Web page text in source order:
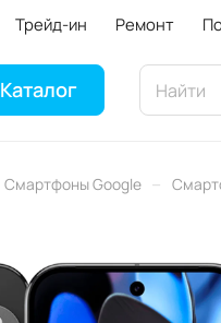
Трейд-ин Ремонт
Каталог
Смартфоны Google –